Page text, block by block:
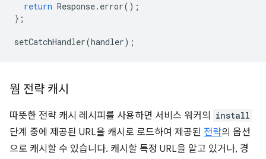
return Response. error();
};
setCatchHandler(handler);
웜 전략 캐시
따뜻한 전략 캐시 레시피를 사용하면 서비스 워커의 install
단계 중에 제공된 URL을 캐시로 로드하여 제공된 전략의 옵션
으로 캐시할 수 있습니다. 캐시할 특정 URL을 알고 있거나, 경